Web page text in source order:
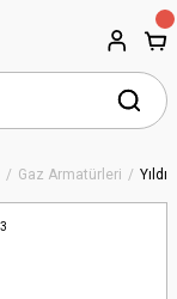
Gaz Armatürleri